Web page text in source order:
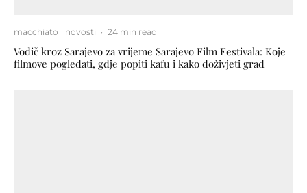
macchiato novosti · 24 min read
Vodič kroz Sarajevo za vrijeme Sarajevo Film Festivala: Koje
filmove pogledati, gdje popiti kafu i kako doživjeti grad